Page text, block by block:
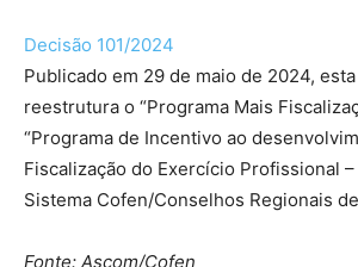
Decisão 101/2024
Publicado em 29 de maio de 2024,
reestrutura o “Programa Mais
“Programa de Incentivo ao
Fiscalização do Exercício Profissional
Sistema Cofen/Conselhos Regionais
Fonte: Ascom/Cofen